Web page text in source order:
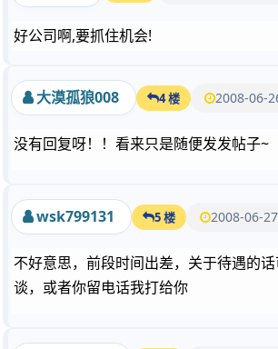
好公司啊,要抓住机会!
大漠孤狼008 4 楼 2008-06-
没有回复呀！！看来只是随便发发帖子~
wsk799131 5 楼 2008-06-
不好意思，前段时间出差，关于待遇的
谈，或者你留电话我打给你